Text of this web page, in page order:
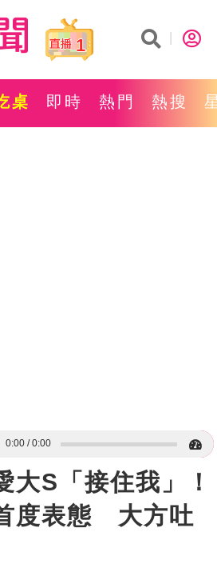
1
桌 即時 熱門 熱搜
0:00 0:00
大S「接住我」！
度表態 大方吐